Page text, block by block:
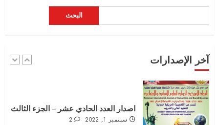
البحث
آخر الإصدارات
1
العدد الثاني عشر – الجزء الاول – الخاص
اصدار العدد الحادي عشر – الجزء الثالث
سبتمبر 1, 2022 2